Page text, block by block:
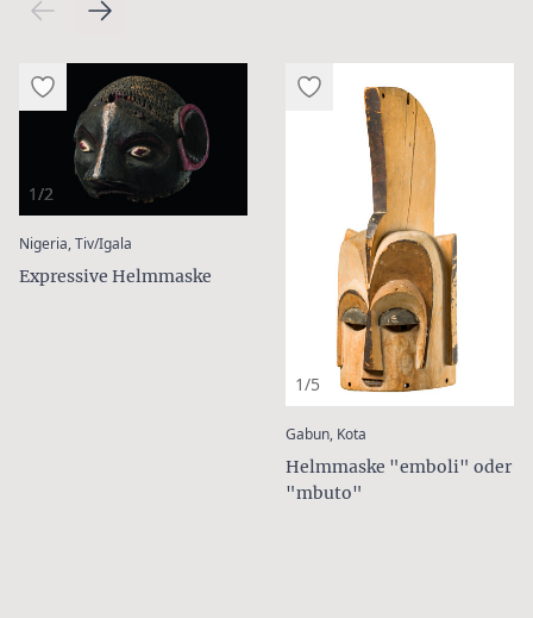
1/2
Nigeria, Tiv/Igala
Expressive Helmmaske
1/5
Gabun, Kota
Helmmaske "emboli" oder
"mbuto"